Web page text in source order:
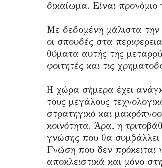
δικαίωμα. Είναι
Με δεδομένη μάλιστα την
οι σπουδές στα
θύματα αυτής της
φοιτητές και τις
Η χώρα σήμερα έχει
τους μεγάλους
στρατηγικό και
κοινότητα. Άρα, η
γνώσης που θα συμβάλλει
Γνώση που δεν πρόκειται
αποκλειστικά και μόνο